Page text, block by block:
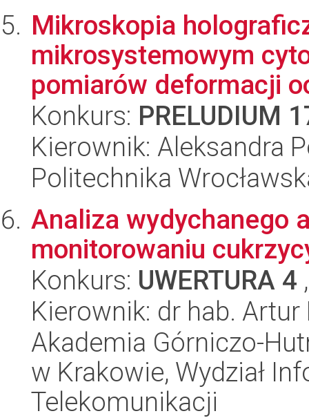
Mikroskopia
mikrosystemowym
pomiarów deformacji
Konkurs: PRELUDIUM
Kierownik: Aleksandra
Politechnika
Analiza wydychanego
monitorowaniu
Konkurs: UWERTURA 4
Kierownik: dr hab.
Akademia Górniczo-
w Krakowie, Wydział
Telekomunikacji